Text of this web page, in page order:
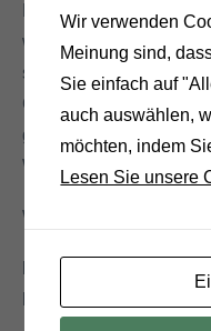
Bühne! Wir freuen
wollen junges,
selbst zeigen wie man
Grenzen zu
gemeinsame
Workshops zum
Wir freuen uns auf
Melde dich gerne
Wir verwenden
Meinung sind,
Sie einfach auf
auch auswählen,
möchten, indem
Lesen Sie unsere